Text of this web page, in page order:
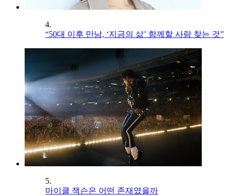
4.
“50대 이후 만남, ‘지금의 삶’ 함께할 사람 찾는 것”
5.
마이클 잭슨은 어떤 존재였을까